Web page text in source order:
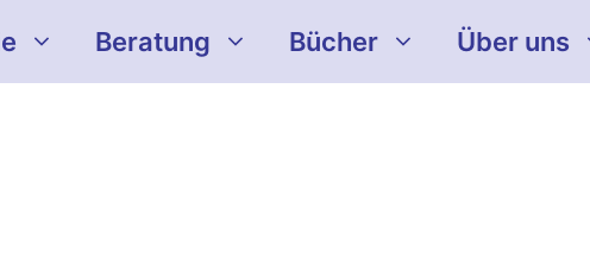
Beratung Bücher Über uns